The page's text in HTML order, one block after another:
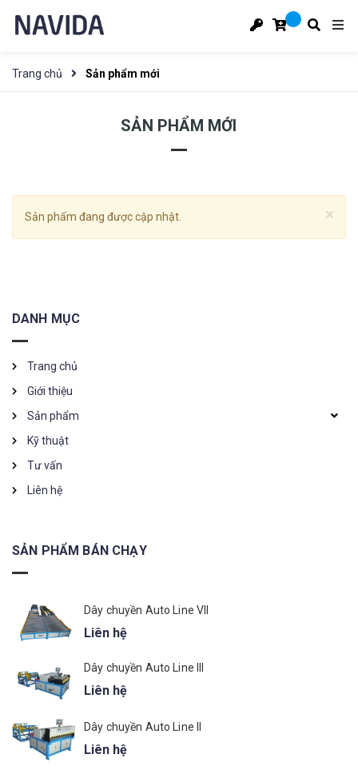
Trang chủ Sản phẩm mới
SẢN PHẨM MỚI
×
Sản phẩm đang được cập nhật.
DANH MỤC
Trang chủ
Giới thiệu
Sản phẩm
Kỹ thuật
Tư vấn
Liên hệ
SẢN PHẨM BÁN CHẠY
Dây chuyền Auto Line VII
Liên hệ
Dây chuyền Auto Line III
Liên hệ
Dây chuyền Auto Line II
Liên hệ